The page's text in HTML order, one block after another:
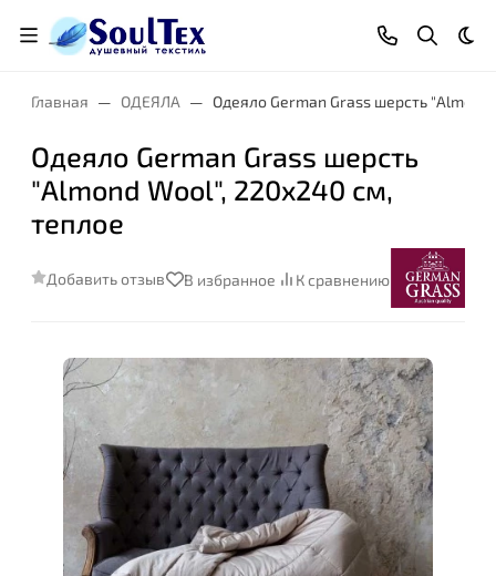
Главная ОДЕЯЛА Одеяло German Grass шерсть
Одеяло German Grass шерсть
"Almond Wool", 220x240 см,
теплое
Добавить отзыв В избранное К сравнению